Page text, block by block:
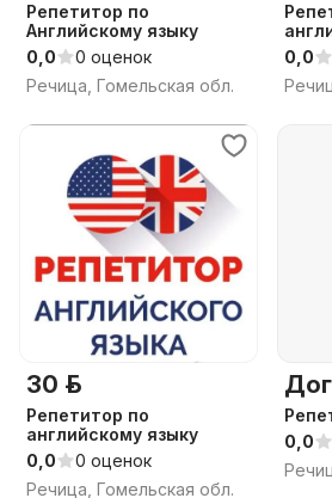
Репетитор по
Английскому языку
0,0
0 оценок
Речица, Гомельская обл.
0,0
30 р.
Репетитор по
английскому языку
0,0
0 оценок
Речица, Гомельская обл.
0,0